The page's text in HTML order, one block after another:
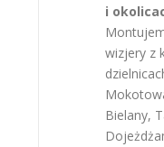
i
wizjery z
Bielany,